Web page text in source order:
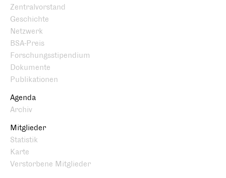
Zentralvorstand
Geschichte
Netzwerk
BSA-Preis
Forschungsstipendium
Dokumente
Publikationen
Agenda
Archiv
Mitglieder
Statistik
Karte
Verstorbene Mitglieder